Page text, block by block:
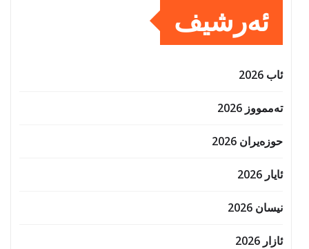
ئەرشیف
ئاب 2026
تەممووز 2026
حوزه‌یران 2026
ئایار 2026
نیسان 2026
ئازار 2026